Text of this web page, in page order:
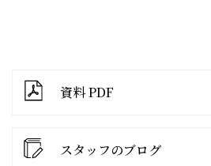
資料 PDF
スタッフのブログ